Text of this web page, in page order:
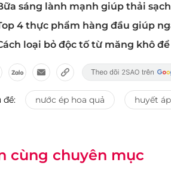
sáng lành mạnh giúp thải
4 thực phẩm hàng đầu giúp
loại bỏ độc tố từ măng khô
đề: nước ép hoa quả huyết
cùng chuyên mục